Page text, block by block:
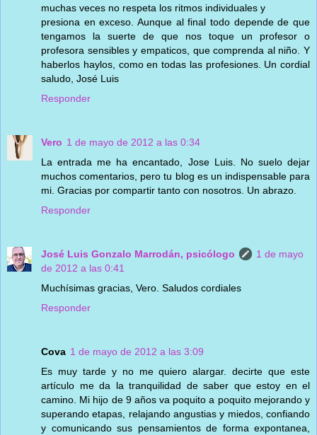
muchas veces no respeta los ritmos individuales y
presiona en exceso. Aunque al final todo depende de que
tengamos la suerte de que nos toque un profesor o
profesora sensibles y empaticos, que comprenda al niño. Y
haberlos haylos, como en todas las profesiones. Un cordial
saludo, José Luis
Responder
Vero 1 de mayo de 2012 a las 0:34
La entrada me ha encantado, Jose Luis. No suelo dejar
muchos comentarios, pero tu blog es un indispensable para
mi. Gracias por compartir tanto con nosotros. Un abrazo.
Responder
José Luis Gonzalo Marrodán, psicólogo
1 de mayo
de 2012 a las 0:41
Muchísimas gracias, Vero. Saludos cordiales
Responder
Cova 1 de mayo de 2012 a las 3:09
Es muy tarde y no me quiero alargar. decirte que este
artículo me da la tranquilidad de saber que estoy en el
camino. Mi hijo de 9 años va poquito a poquito mejorando y
superando etapas, relajando angustias y miedos, confiando
y comunicando sus pensamientos de forma expontanea,